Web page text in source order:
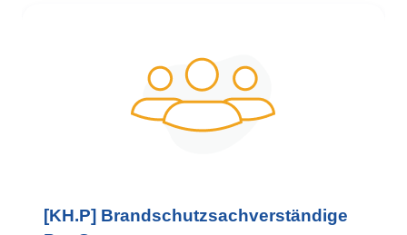
[KH.P] Brandschutzsachverständige